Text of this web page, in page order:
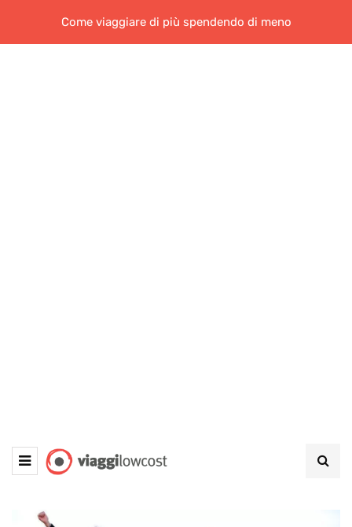
Come viaggiare di più spendendo di meno